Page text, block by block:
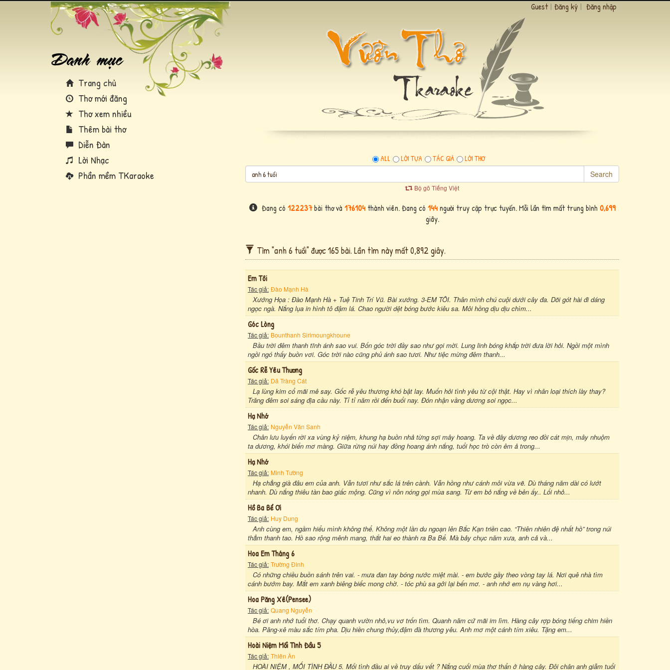
Trang chủ
Thơ mới đăng
Thơ xem nhiều
Thêm bài thơ
Diễn Đàn
Lời Nhạc
Phần mềm TKaraoke
Guest | Đăng ký | Đăng nhập
ALL LỜI TỰA TÁC GIẢ LỜI THƠ
Search
Bộ gõ Tiếng Việt
Đang có 122237bài thơ và 176104thành viên. Đang có 144người truy cập trực tuyến. Mỗi lần tìm mất trung bình 0,699
giây.
Tìm "anh 6 tuổi" được 165 bài. Lần tìm này mất 0,892 giây.
Em Tôi
Tác giả: Đào Mạnh Hà
Xướng Họa : Đào Mạnh Hà + Tuệ Tinh Trí Vũ. Bài xướng. 3-EM TÔI. Thân mình chú cuội dưới cây đa. Dõi gót hài đi dáng
ngọc ngà. Nắng lụa in hình tô đậm lá. Chao người dệt bóng bước kiêu sa. Môi hồng dịu dịu chìm...
Góc Lòng
Tác giả: Bounthanh Sirimoungkhoune
Bầu trời đêm thanh tĩnh ánh sao vui. Bốn góc trời đầy sao như gọi mời. Lung linh bóng khắp trời đưa lời hỏi. Ngồi một mình
ngồi ngó thấy buồn vơi. Góc trời nào cũng phủ ánh sao tươi. Như tiệc mừng đêm thanh...
Gốc Rễ Yêu Thương
Tác giả: Dã Tràng Cát
Lạ lùng kim cổ mãi mê say. Gốc rễ yêu thương khó bật lay. Muốn hỏi tình yêu từ cội thật. Hay vì nhân loại thích lày thay?
Trăng đêm soi sáng địa cầu này. Tỉ tỉ năm rồi đến buổi nay. Đón nhận vầng dương soi ngọc...
Hạ Nhớ
Tác giả: Nguyễn Văn Sanh
Chân lưu luyến rời xa vùng kỷ niệm, khung hạ buồn nhả từng sợi mây hoang. Ta về đây dương reo đồi cát mịn, mây nhuộm
ta dương, khói biển mơ màng. Giữa rừng núi hay đồng hoang ánh nắng, tuổi học trò còn êm ả trong...
Hạ Nhớ
Tác giả: Minh Tường
Hạ chẳng già đâu em của anh. Vẫn tươi như sắc lá trên cành. Vẫn hồng như cánh môi vừa vẽ. Dù tháng năm dài có lướt
nhanh. Dù nắng thiêu tàn bao giấc mộng. Cũng vì nôn nóng gọi mùa sang. Từ em bỏ nắng về bên ấy.. Lối nhỏ...
Hồ Ba Bể Ơi
Tác giả: Huy Dung
Anh cùng em, ngầm hiểu mình không thể. Không một lần du ngoạn lên Bắc Kạn triền cao. “Thiên nhiên đệ nhất hồ” trong núi
thẳm thanh tao. Hồ sao rộng mênh mang, thắt hai eo thành ra Ba Bể. Mà bảy chục năm xưa, anh cả và...
Hoa Em Tháng 6
Tác giả: Trường Đinh
Có những chiều buồn sánh trên vai. - mưa đan tay bóng nước miệt mài. - em bước gầy theo vòng tay lá. Nơi quê nhà tìm
cánh bướm bay. Mắt em xanh biêng biếc mong chờ. - tóc phù sa gởi lại bến mơ. - anh nhớ em nụ vàng hơi...
Hoa Păng Xê(pensee)
Tác giả: Quang Nguyễn
Bé ơi anh nhớ tuổi thơ. Chạy quanh vườn nhỏ,vu vơ trốn tìm. Quanh năm cứ mãi im lìm. Hàng cây rợp bóng tiếng chim hiền
hòa. Păng-xê màu sắc tím pha. Dịu hiền chung thủy,đậm đà thương yêu. Anh mơ một cánh tím xiêu. Tặng em...
Hoài Niệm Mối Tình Đầu 5
Tác giả: Thiên Ân
HOÀI NIỆM , MỐI TÌNH ĐẦU 5. Mối tình đầu ai về truy dấu vết ? Nắng cuối mùa thơ thẩn ở hàng cây. Đôi chân anh giẫm tuổi